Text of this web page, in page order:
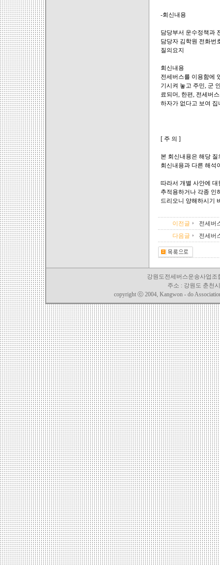
-회신내용
담당부서 운수정책과
담당자 김학원 전화번
질의요지
회신내용
전세버스를 이용함에
기시켜 놓고 주민, 군
료되머, 한편, 전세버
하자가 없다고 보여 집
[ 주 의 ]
본 회신내용은 해당
회신내용과 다른 해석
따라서 개별 사안에
추적용하거나 각종 인
드리오니 양해하시기
이전글
전세버
다음글
전세버
강원도전세버스운송사업조
주소 : 강원도 춘천
copyright ⓒ 2004, Kangwon - do